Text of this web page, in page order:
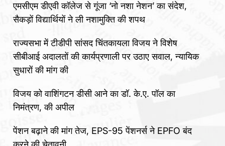
एमसीएम डीएवी कॉलेज से गूंजा ‘नो नशा नेशन’ का संदेश,
सैकड़ों विद्यार्थियों ने ली नशामुक्ति की शपथ
राज्यसभा में टीडीपी सांसद चिंतकायला विजय ने विशेष
सीबीआई अदालतों की कार्यप्रणाली पर उठाए सवाल, न्यायिक
सुधारों की मांग की
विजय को वाशिंगटन डीसी आने का डॉ. के.ए. पॉल का
निमंत्रण, की अपील
पेंशन बढ़ाने की मांग तेज, EPS-95 पेंशनर्स ने EPFO बंद